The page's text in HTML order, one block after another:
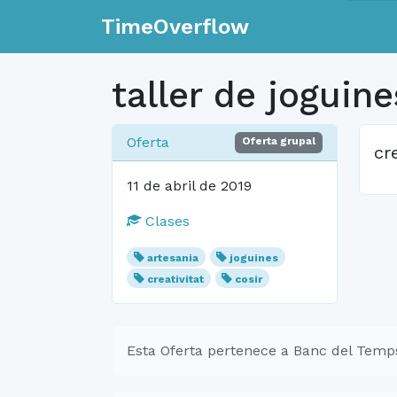
TimeOverflow
taller de
Oferta Oferta grupal
11 de abril de 2019
Clases
artesania
joguines
creativitat
cosir
Esta Oferta pertenece a Banc del